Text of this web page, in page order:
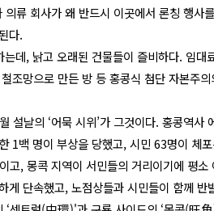
류 회사가 왜 반드시 이곳에서 론칭 행사
다.
데, 낡고 오래된 건물들이 즐비하다. 임대
조망으로 만든 방 등 홍콩식 첨단 자본주
날의 ‘어묵 시위’가 그것이다. 홍콩역사
1백 명이 부상을 당했고, 시민 63명이 체
고, 몽콕 지역이 서민들의 거리이기에 평소
단속했고, 노점상들과 시민들이 함께 반